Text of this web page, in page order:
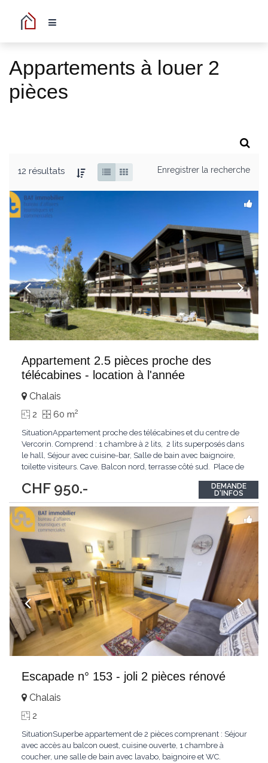
Appartements à louer 2
pièces
12 résultats Enregistrer la recherche
Appartement 2.5 pièces proche des
télécabines - location à l'année
CHF 950.-
Chalais
2 60 m2
SituationAppartement proche des télécabines et du centre de
Vercorin. Comprend : 1 chambre à 2 lits, 2 lits superposés dans
le hall, Séjour avec cuisine-bar, Salle de bain avec baignoire,
toilette visiteurs. Cave. Balcon nord, terrasse côté sud. Place de
DEMANDE
D'INFOS
Escapade n° 153 - joli 2 pièces rénové
Chalais
2
SituationSuperbe appartement de 2 pièces comprenant : Séjour
avec accès au balcon ouest, cuisine ouverte, 1 chambre à
coucher, une salle de bain avec lavabo, baignoire et WC.